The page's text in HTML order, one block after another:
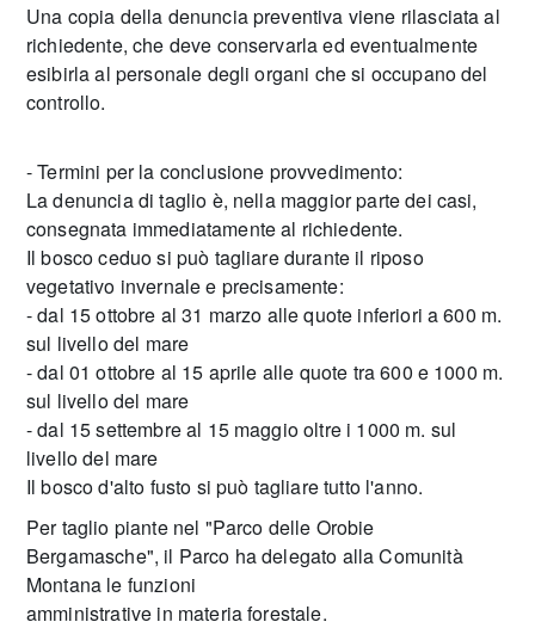
Una copia della denuncia preventiva viene rilasciata al
richiedente, che deve conservarla ed eventualmente
esibirla al personale degli organi che si occupano del
controllo.
- Termini per la conclusione provvedimento:
La denuncia di taglio è, nella maggior parte dei casi,
consegnata immediatamente al richiedente.
Il bosco ceduo si può tagliare durante il riposo
vegetativo invernale e precisamente:
- dal 15 ottobre al 31 marzo alle quote inferiori a 600 m.
sul livello del mare
- dal 01 ottobre al 15 aprile alle quote tra 600 e 1000 m.
sul livello del mare
- dal 15 settembre al 15 maggio oltre i 1000 m. sul
livello del mare
Il bosco d'alto fusto si può tagliare tutto l'anno.
Per taglio piante nel "Parco delle Orobie
Bergamasche", il Parco ha delegato alla Comunità
Montana le funzioni
amministrative in materia forestale.